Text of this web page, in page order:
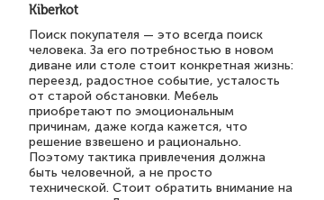
Kiberkot
Поиск покупателя — это всегда поиск
человека. За его потребностью в новом
диване или столе стоит конкретная жизнь:
переезд, радостное событие, усталость
от старой обстановки. Мебель
приобретают по эмоциональным
причинам, даже когда кажется, что
решение взвешено и рационально.
Поэтому тактика привлечения должна
быть человечной, а не просто
технической. Стоит обратить внимание на